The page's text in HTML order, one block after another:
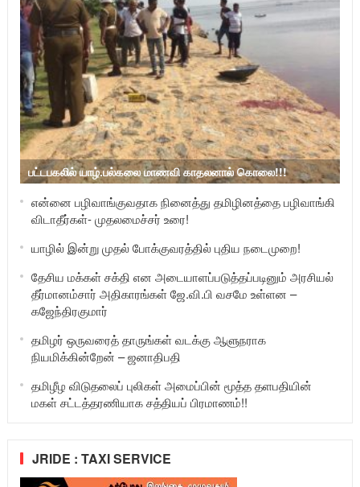
பட்டபகலில் யாழ்.பல்கலை மாணவி காதலனால் கொலை!!!
என்னை பழிவாங்குவதாக நினைத்து தமிழினத்தை பழிவாங்கி
விடாதீர்கள்- முதலமைச்சர் உரை!
யாழில் இன்று முதல் போக்குவரத்தில் புதிய நடைமுறை!
தேசிய மக்கள் சக்தி என அடையாளப்படுத்தப்படினும் அரசியல்
தீர்மானம்சார் அதிகாரங்கள் ஜே.வி.பி வசமே உள்ளன –
கஜேந்திரகுமார்
தமிழர் ஒருவரைத் தாருங்கள் வடக்கு ஆளுநராக
நியமிக்கின்றேன் – ஜனாதிபதி
தமிழீழ விடுதலைப் புலிகள் அமைப்பின் மூத்த தளபதியின்
மகள் சட்டத்தரணியாக சத்தியப் பிரமாணம்!!
JRIDE : TAXI SERVICE